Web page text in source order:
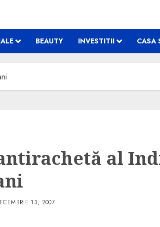
BEAUTY INVESTITII CASA
al
13, 2007